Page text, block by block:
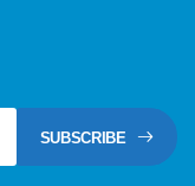
SUBSCRIBE